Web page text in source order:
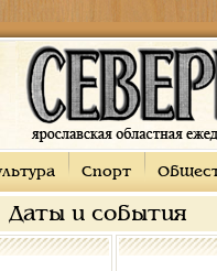
Спорт
Даты и события